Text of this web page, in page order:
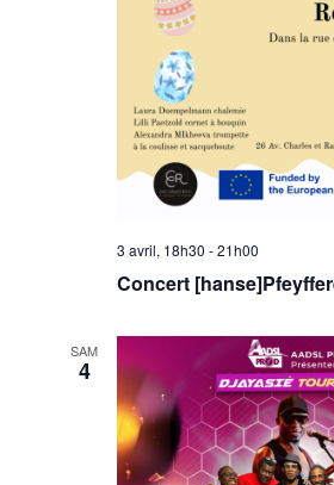
3 avril, 18h30 -21h00
Concert
SAM
4